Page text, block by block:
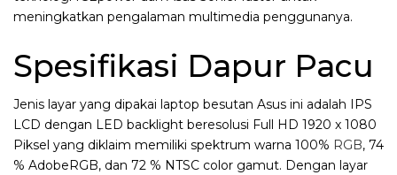
meningkatkan pengalaman multimedia penggunanya.
Spesifikasi Dapur Pacu
Jenis layar yang dipakai laptop besutan Asus ini adalah IPS
LCD dengan LED backlight beresolusi Full HD 1920 x 1080
Piksel yang diklaim memiliki spektrum warna 100% RGB, 74
% AdobeRGB, dan 72 % NTSC color gamut. Dengan layar